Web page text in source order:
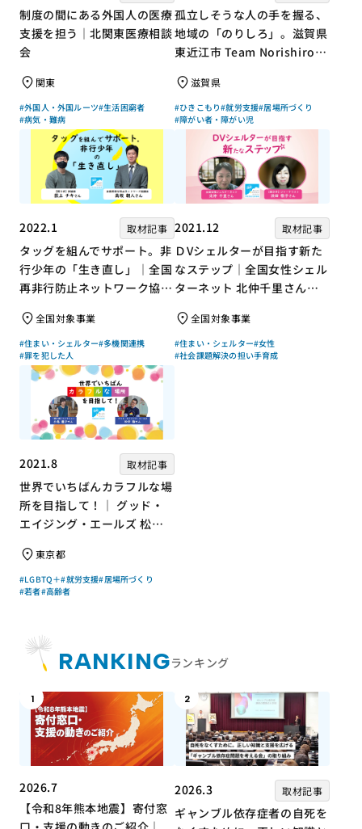
制度の間にある外国人の医療
支援を担う｜北関東医療相談
会
関東
#外国人・外国ルーツ#生活困窮者
#病気・難病
孤立しそうな人の手を握る、
地域の「のりしろ」。滋賀県
東近江市 Team Norishiroの
滋賀県
#ひきこもり#就労支援#居場所づくり
#障がい者・障がい児
2022.1 取材記事
タッグを組んでサポート。非
行少年の「生き直し」｜全国
再非行防止ネットワーク協議
上チキさん【聞き手】
全国対象事業
#住まい・シェルター#多機関連携
#罪を犯した人
2021.12 取材記事
ＤVシェルターが目指す新た
なステップ｜全国女性シェル
ターネット 北仲千里さん×
ん【聞き手】
全国対象事業
#住まい・シェルター#女性
#社会課題解決の担い手育成
2021.8 取材記事
世界でいちばんカラフルな場
所を目指して！｜ グッド・
エイジング・エールズ 松中
慶子さん【聞き手】
東京都
#LGBTQ＋#就労支援#居場所づくり
#若者#高齢者
RANKINGランキング
1
2026.7
【令和8年熊本地震】寄付窓
2
2026.3 取材記事
ギャンブル依存症者の自死を